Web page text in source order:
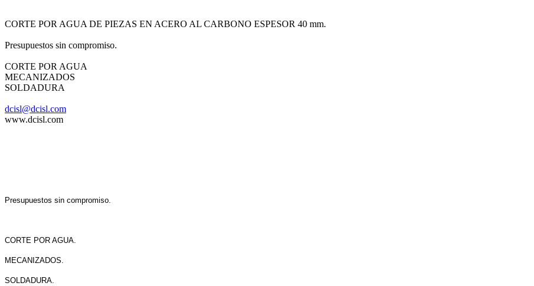
CORTE POR AGUA DE PIEZAS EN ACERO AL CARBONO ESPESOR 40 mm.
Presupuestos sin compromiso.
CORTE POR AGUA
MECANIZADOS
SOLDADURA
dcisl@dcisl.com
www.dcisl.com
Presupuestos sin compromiso.
CORTE POR AGUA.
MECANIZADOS.
SOLDADURA.